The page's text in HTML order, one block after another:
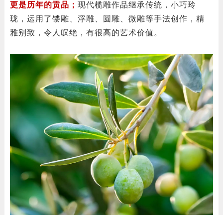
更是历年的贡品；现代榄雕作品继承传统，小巧玲
珑，运用了镂雕、浮雕、圆雕、微雕等手法创作，精
雅别致，令人叹绝，有很高的艺术价值。